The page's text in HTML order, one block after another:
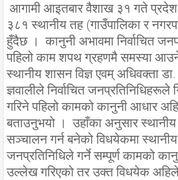
आगामी आइतबार वैशाख ३१ गते प्रदेश
३८१ स्थानीय तह (गाउँपालिका र
हुँदैछ । कानुनी अभावमा निर्वाचित
पहिलो काम शपथ ग्रहणमै समस्या
स्थानीय शासन विज्ञ एवम् अधिवक्ता
ज्ञवालीले निर्वाचित जनप्रतिनिधिहरूले
गरिने पहिलो कामको कानुनी आधार
बताउनुभयो । उहाँका अनुसार
सञ्चालन गर्न बनेको विधयेकमा स्थानीय
जनप्रतिनिधिले गर्ने सम्पूर्ण कामको
उल्लेख गरिएको तर उक्त विधयेक